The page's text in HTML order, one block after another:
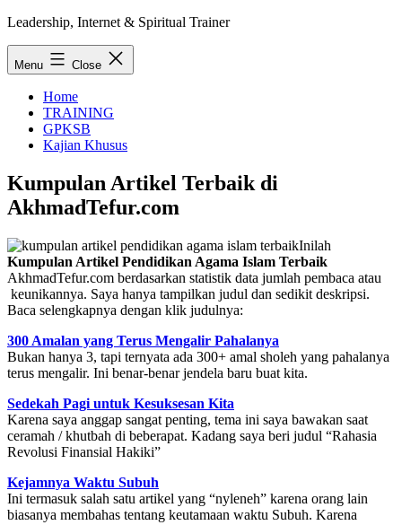
Skip
Leadership, Internet & Spiritual Trainer
Menu Close
Home
TRAINING
GPKSB
Kajian Khusus
Kumpulan Artikel Terbaik di
AkhmadTefur.com
Inilah
Kumpulan Artikel Pendidikan Agama Islam Terbaik
AkhmadTefur.com berdasarkan statistik data jumlah pembaca atau
keunikannya. Saya hanya tampilkan judul dan sedikit deskripsi.
Baca selengkapnya dengan klik judulnya:
300 Amalan yang Terus Mengalir Pahalanya
Bukan hanya 3, tapi ternyata ada 300+ amal sholeh yang pahalanya
terus mengalir. Ini benar-benar jendela baru buat kita.
Sedekah Pagi untuk Kesuksesan Kita
Karena saya anggap sangat penting, tema ini saya bawakan saat
ceramah / khutbah di beberapat. Kadang saya beri judul “Rahasia
Revolusi Finansial Hakiki”
Kejamnya Waktu Subuh
Ini termasuk salah satu artikel yang “nyleneh” karena orang lain
biasanya membahas tentang keutamaan waktu Subuh. Karena